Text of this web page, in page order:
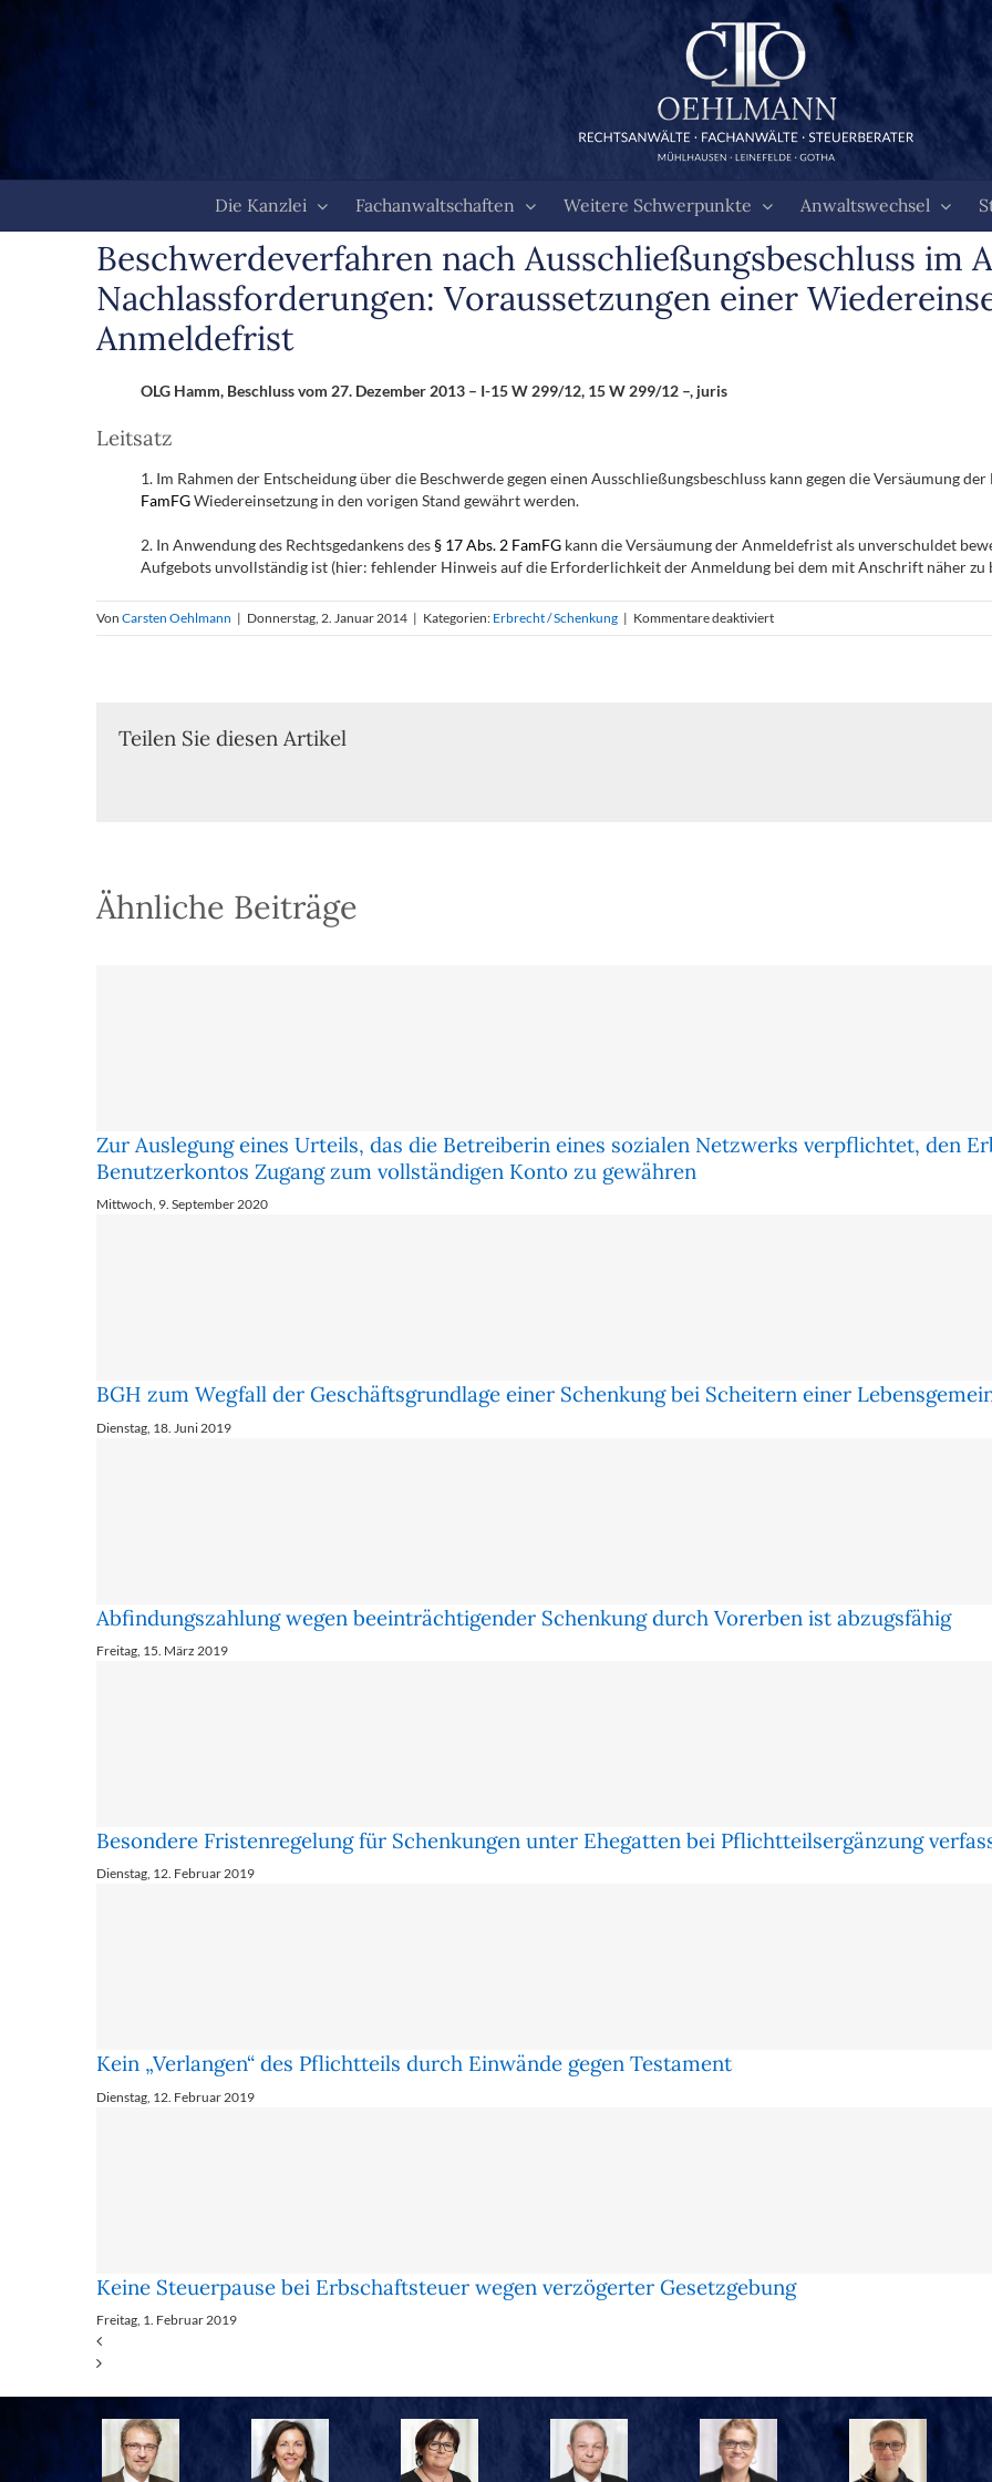
Die Kanzlei Fachanwaltschaften Weitere Schwerpunkte Anwaltswechsel
Beschwerdeverfahren nach Ausschließungsbeschluss im
Nachlassforderungen: Voraussetzungen einer
Anmeldefrist
OLG Hamm, Beschluss vom 27. Dezember 2013 – I-15 W 299/12, 15 W 299/12 –, juris
Leitsatz
1. Im Rahmen der Entscheidung über die Beschwerde gegen einen Ausschließungsbeschluss kann gegen die Versäumung
FamFGWiedereinsetzung in den vorigen Stand gewährt werden.
2. In Anwendung des Rechtsgedankens des§ 17 Abs. 2 FamFG kann die Versäumung der Anmeldefrist als unverschuldet
Aufgebots unvollständig ist (hier: fehlender Hinweis auf die Erforderlichkeit der Anmeldung bei dem mit Anschrift näher zu
Von Carsten Oehlmann | Donnerstag, 2. Januar 2014 | Kategorien: Erbrecht / Schenkung | Kommentare deaktiviertfür
Beschwerdeverfahren
Teilen Sie diesen Artikel
Ähnliche Beiträge
Zur Auslegung eines Urteils, das die Betreiberin eines sozialen Netzwerks verpflichtet, den
Benutzerkontos Zugang zum vollständigen Konto zu gewähren
Mittwoch, 9. September 2020
BGH zum Wegfall der Geschäftsgrundlage einer Schenkung bei Scheitern einer
Dienstag, 18. Juni 2019
Abfindungszahlung wegen beeinträchtigender Schenkung durch Vorerben ist abzugsfähig
Freitag, 15. März 2019
Besondere Fristenregelung für Schenkungen unter Ehegatten bei Pflichtteilsergänzung
Dienstag, 12. Februar 2019
Kein „Verlangen“ des Pflichtteils durch Einwände gegen Testament
Dienstag, 12. Februar 2019
Keine Steuerpause bei Erbschaftsteuer wegen verzögerter Gesetzgebung
Freitag, 1. Februar 2019